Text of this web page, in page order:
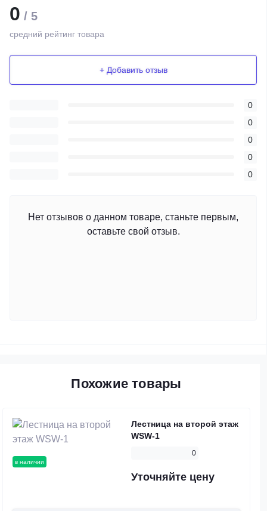
0 / 5
средний рейтинг товара
+ Добавить отзыв
0
0
0
0
0
Нет отзывов о данном товаре, станьте первым,
оставьте свой отзыв.
Похожие товары
в наличии
Лестница на второй этаж
WSW-1
0
Уточняйте цену